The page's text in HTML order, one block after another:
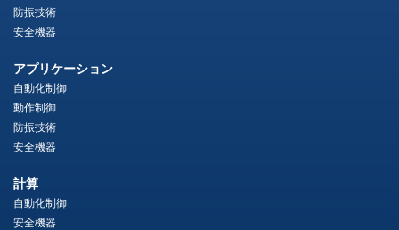
防振技術
安全機器
アプリケーション
自動化制御
動作制御
防振技術
安全機器
計算
自動化制御
安全機器